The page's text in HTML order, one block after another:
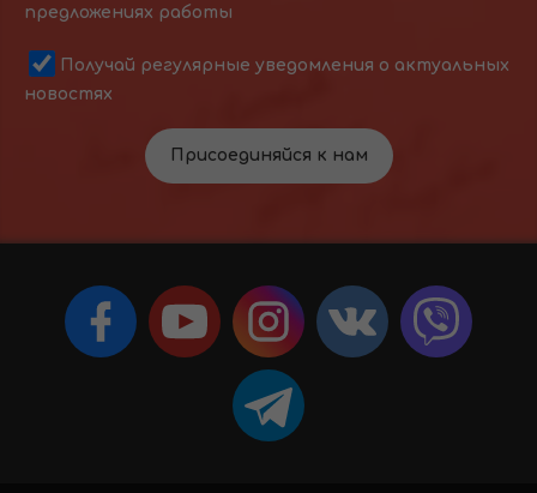
предложениях работы
Получай регулярные уведомления о актуальных
новостях
Присоединяйся к нам